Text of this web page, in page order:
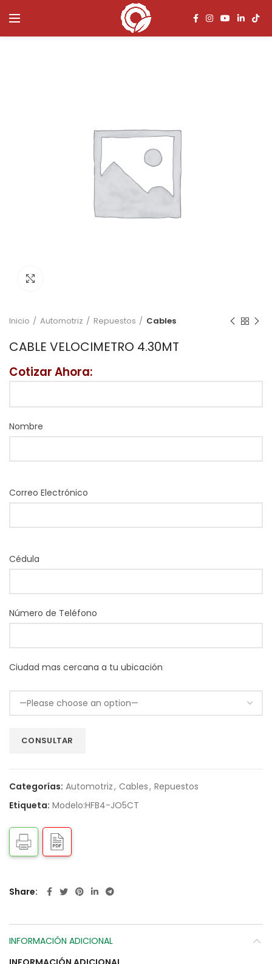
Inicio Automotriz Repuestos Cables
CABLE VELOCIMETRO 4.30MT
Cotizar Ahora:
Nombre
Correo Electrónico
Cédula
Número de Teléfono
Ciudad mas cercana a tu ubicación
Categorías: Automotriz, Cables, Repuestos
Etiqueta: Modelo:HFB4-JO5CT
Share
INFORMACIÓN ADICIONAL